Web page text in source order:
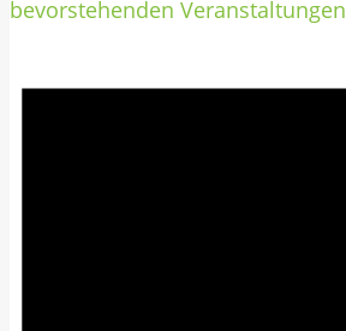
bevorstehenden Veranstaltungen